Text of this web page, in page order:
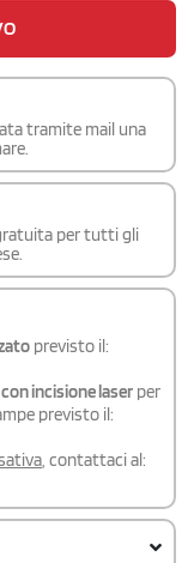
tramite mail una
per tutti gli
previsto il:
incisione laser per
previsto il:
, contattaci al: